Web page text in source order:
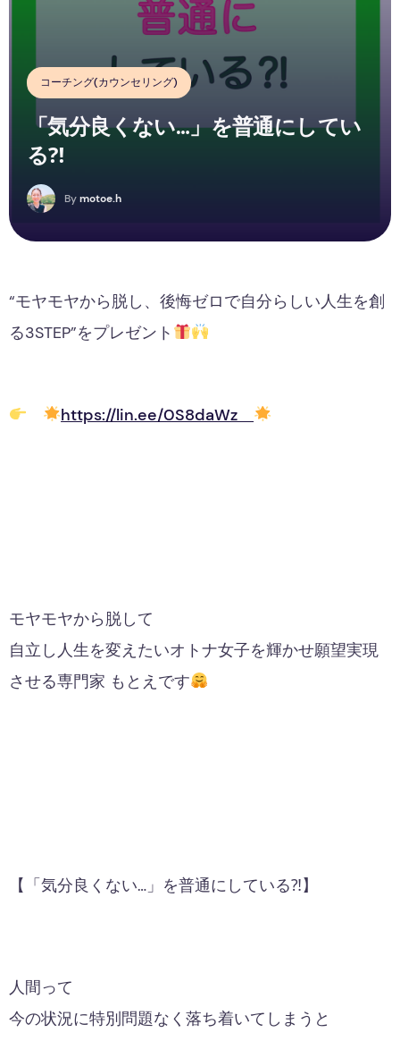
コーチング(カウンセリング)
「気分良くない…」を普通にしてい
る⁈
M Bymotoe.h
“モヤモヤから脱し、後悔ゼロで自分らしい人生を創
る3STEP”をプレゼント
https://lin.ee/0S8daWz
モヤモヤから脱して
自立し人生を変えたいオトナ女子を輝かせ願望実現
させる専門家 もとえです
【「気分良くない…」を普通にしている⁈】
人間って
今の状況に特別問題なく落ち着いてしまうと